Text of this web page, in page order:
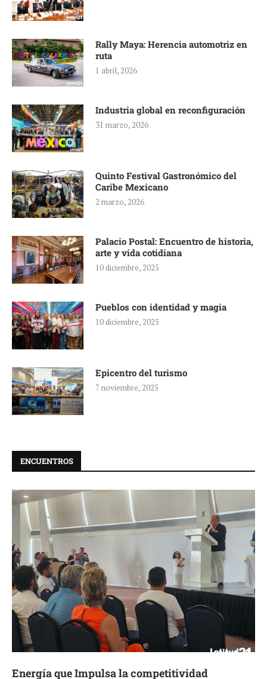
Rally Maya: Herencia automotriz en
ruta
1 abril, 2026
Industria global en reconfiguración
31 marzo, 2026
Quinto Festival Gastronómico del
Caribe Mexicano
2 marzo, 2026
Palacio Postal: Encuentro de historia,
arte y vida cotidiana
10 diciembre, 2025
Pueblos con identidad y magia
10 diciembre, 2025
Epicentro del turismo
7 noviembre, 2025
ENCUENTROS
Energía que Impulsa la competitividad